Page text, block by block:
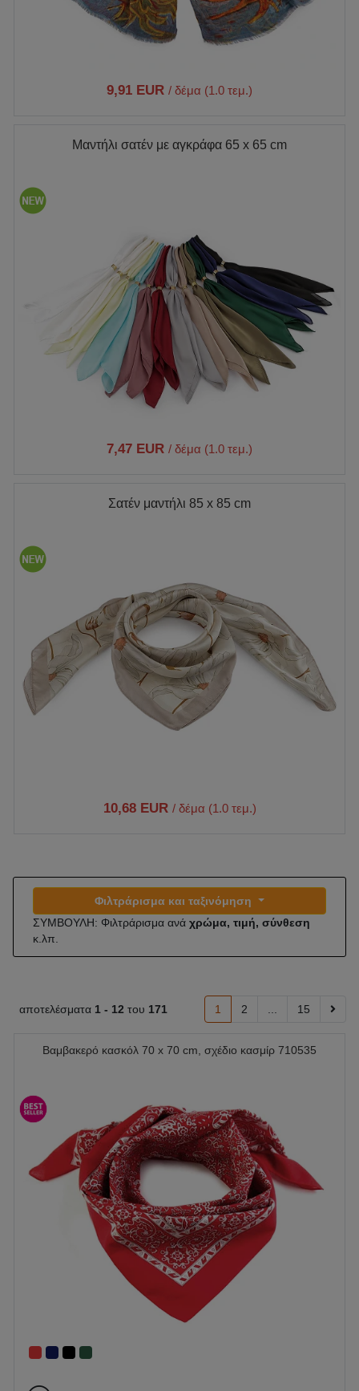
9,91 EUR / δέμα (1.0 τεμ.)
Μαντήλι σατέν με αγκράφα 65 x 65 cm
7,47 EUR / δέμα (1.0 τεμ.)
Σατέν μαντήλι 85 x 85 cm
10,68 EUR / δέμα (1.0 τεμ.)
Φιλτράρισμα και ταξινόμηση
ΣΥΜΒΟΥΛΗ: Φιλτράρισμα ανά χρώμα, τιμή, σύνθεση
κ.λπ.
αποτελέσματα 1 - 12 του 171 1 2 15
Βαμβακερό κασκόλ 70 x 70 cm, σχέδιο κασμίρ 710535